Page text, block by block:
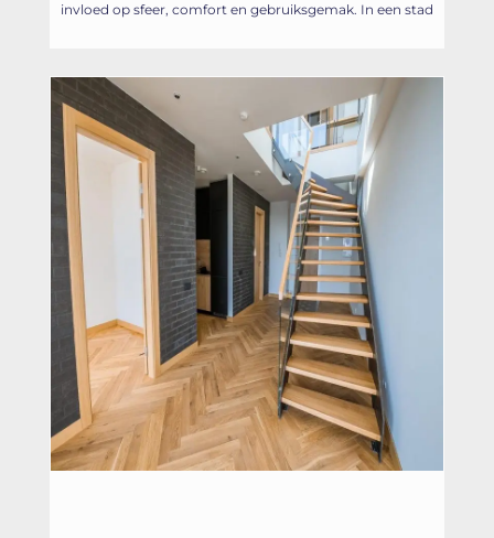
invloed op sfeer, comfort en gebruiksgemak. In een stad